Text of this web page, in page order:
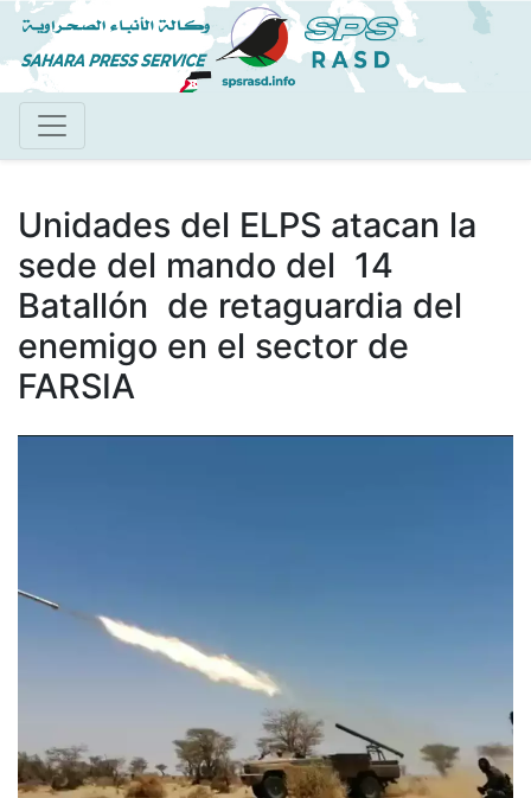
Pasar
al
contenido
Unidades del ELPS atacan la
sede del mando del 14
Batallón de retaguardia del
enemigo en el sector de
FARSIA